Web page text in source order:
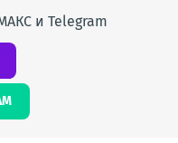
и Telegram